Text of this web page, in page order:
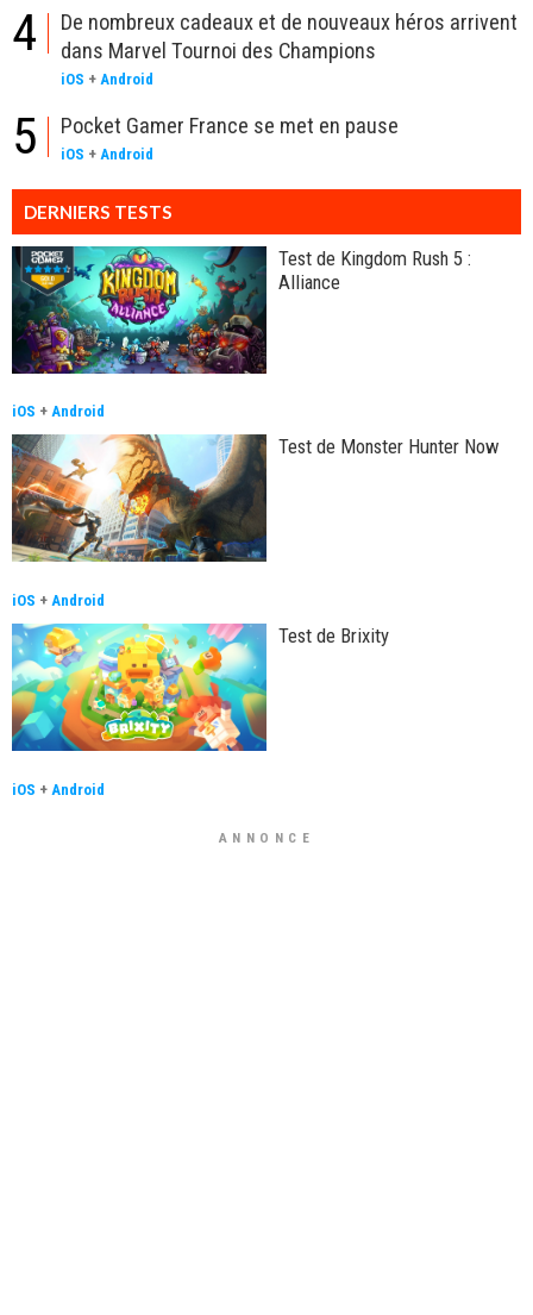
4
De nombreux cadeaux et de nouveaux héros arrivent
dans Marvel Tournoi des Champions
iOS + Android
5 Pocket Gamer France se met en pause
iOS + Android
DERNIERS TESTS
Test de Kingdom Rush 5 :
Alliance
iOS + Android
Test de Monster Hunter Now
iOS + Android
Test de Brixity
iOS + Android
ANNONCE